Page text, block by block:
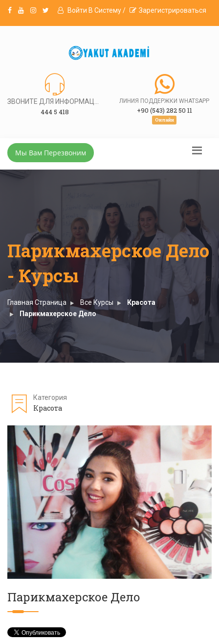
Войти В Систему / Зарегистрироваться
444 5 418
ЛИНИЯ ПОДДЕРЖКИ WHATSAPP
+90 (543) 282 50 11
Онлайн
Мы Вам Перезвоним
Парикмахерское Дело
- Курсы
Главная Страница Все Курсы
Красота
Парикмахерское Дело
Категория
Красота
Парикмахерское Дело